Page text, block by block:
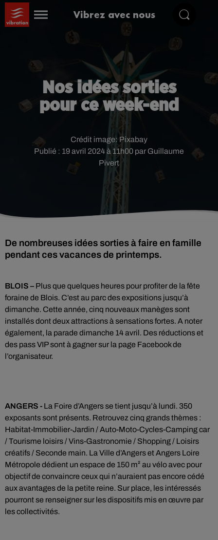
Vibrez avec nous
Nos idées sorties
pour ce week-end
Publié : 19 avril 2024 à 11h00 par Guillaume
Pivert
Crédit image: Pixabay
De nombreuses idées sorties à faire en famille
pendant ces vacances de printemps.
BLOIS – Plus que quelques heures pour profiter de la fête
foraine de Blois. C’est au parc des expositions jusqu’à
dimanche. Cette année, cinq nouveaux manèges sont
installés dont deux attractions à sensations fortes. A noter
également, la parade dimanche 14 avril. Des réductions et
des pass VIP sont à gagner sur la page Facebook de
l’organisateur.
ANGERS - La Foire d’Angers se tient jusqu’à lundi. 350
exposants sont présents. Retrouvez cinq grands thèmes :
Habitat-Immobilier-Jardin / Auto-Moto-Cycles-Camping car
/ Tourisme loisirs / Vins-Gastronomie / Shopping / Loisirs
créatifs / Seconde main. La Ville d’Angers et Angers Loire
Métropole dédient un espace de 150 m² au vélo avec pour
objectif de convaincre ceux qui n’auraient pas encore cédé
aux avantages de la petite reine. Sur place, les intéressés
pourront se renseigner sur les dispositifs mis en œuvre par
les collectivités.